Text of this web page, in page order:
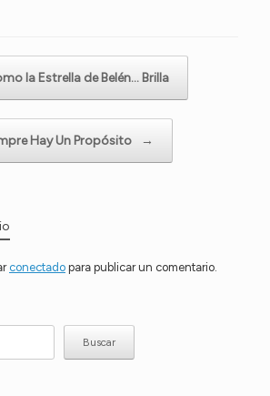
la Estrella de Belén… Brilla
Hay Un Propósito →
conectado para publicar un comentario.
Buscar